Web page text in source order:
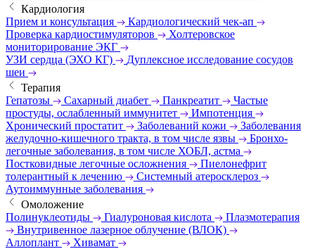
Кардиология
Прием и консультация
Кардиологический чек-ап
Проверка кардиостимуляторов
Холтеровское
мониторирование ЭКГ
УЗИ сердца (ЭХО КГ)
Дуплексное исследование сосудов
шеи
Терапия
Гепатозы
Сахарный диабет Панкреатит
Частые
простуды, ослабленный иммунитет
Импотенция
Хронический простатит
Заболеваний кожи
Заболевания
желудочно-кишечного тракта, в том числе язвы
Бронхо-
легочные заболевания, в том числе ХОБЛ, астма
Постковидные легочные осложнения
Пиелонефрит
толерантный к лечению
Системный атеросклероз
Аутоиммунные заболевания
Омоложение
Полинуклеотиды
Гиалуроновая кислота
Плазмотерапия
Внутривенное лазерное облучение (ВЛОК)
Аллоплант
Хивамат